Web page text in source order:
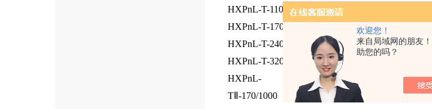
欢迎您！
来自局域网的朋友
助您的吗？
HXPnL-T-110/400
50
HXPnL-T-170/500
56
HXPnL-T-240/700
58 56 16.93
HXPnL-T-320/900
63
HXPnL-
TⅡ-170/1000
65 80